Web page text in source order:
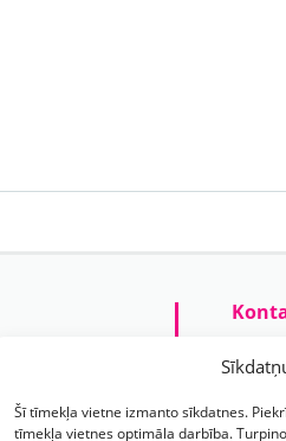
Šī tīmekļa vietne izmanto sīkdatnes.
tīmekļa vietnes optimāla darbība. Tālr.: